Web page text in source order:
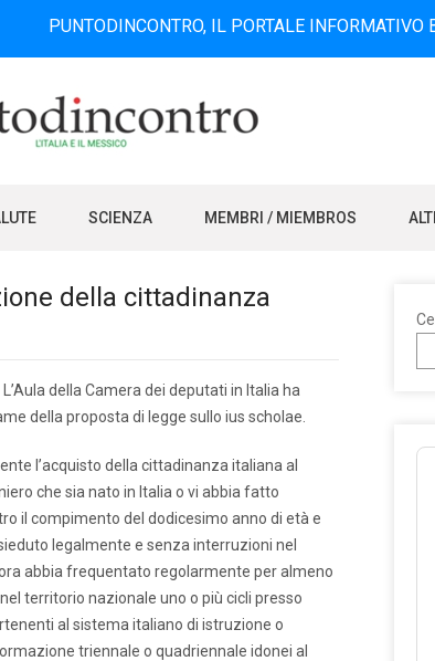
IL PORTALE INFORMATIVO
SCIENZA MEMBRI / MIEMBROS
della cittadinanza
L’Aula della Camera dei deputati in Italia ha
della proposta di legge sullo ius scholae.
l’acquisto della cittadinanza italiana al
che sia nato in Italia o vi abbia fatto
il compimento del dodicesimo anno di età e
legalmente e senza interruzioni nel
abbia frequentato regolarmente per almeno
territorio nazionale uno o più cicli presso
al sistema italiano di istruzione o
triennale o quadriennale idonei al